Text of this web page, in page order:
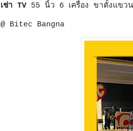
เช่า TV 55 นิ้ว 6 เครื่อง ขาตั้งแขวน
@ Bitec Bangna